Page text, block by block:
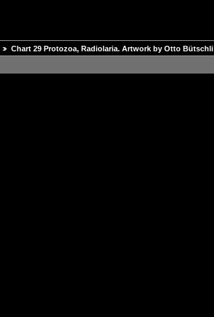
Chart 29 Protozoa, Radiolaria. Artwork by Otto Bütschli